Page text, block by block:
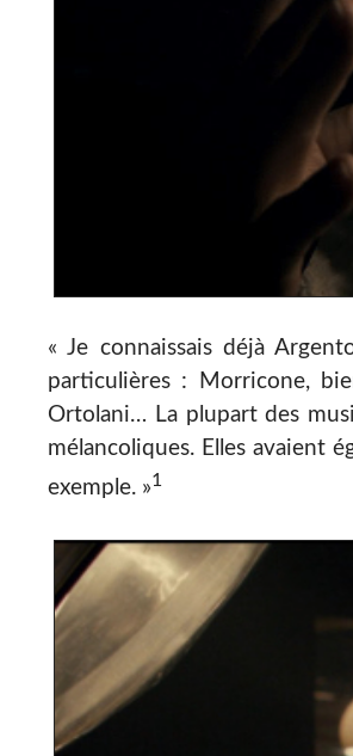
« Je connaissais déjà
particulières : Morricone,
Ortolani… La plupart des
mélancoliques. Elles avaient
exemple. »1